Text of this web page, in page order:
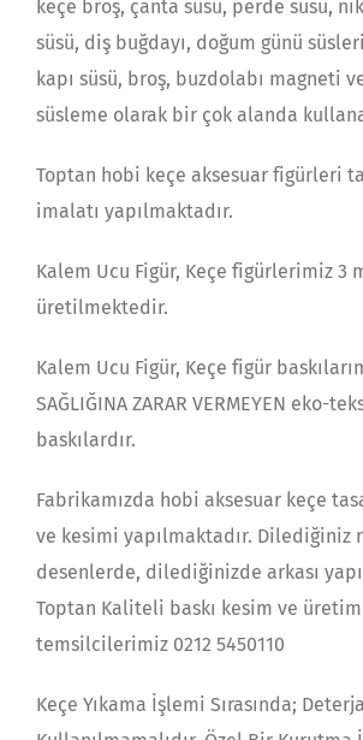
keçe broş, çanta süsü, perde süsü,
süsü, diş buğdayı, doğum günü
kapı süsü, broş, buzdolabı magneti
süsleme olarak bir çok alanda
Toptan hobi keçe aksesuar figürleri
imalatı yapılmaktadır.
Kalem Ucu Figür, Keçe figürlerimiz 3
üretilmektedir.
Kalem Ucu Figür, Keçe figür
SAĞLIĞINA ZARAR VERMEYEN eko-
baskılardır.
Fabrikamızda hobi aksesuar keçe
ve kesimi yapılmaktadır. Dilediğiniz
desenlerde, dilediğinizde arkası
Toptan Kaliteli baskı kesim ve
temsilcilerimiz 0212 5450110
Keçe Yıkama İşlemi Sırasında;